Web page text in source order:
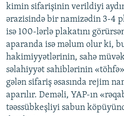
kimin sifarişinin verildiyi
ərazisində bir namizədin 3-4
isə 100-lərlə plakatını
aparanda isə məlum olur ki,
hakimiyyətlərinin, sahə
səlahiyyət sahiblərinin
gələn sifariş əsasında rejim
aparılır. Deməli, YAP-ın
təəssübkeşliyi sabun